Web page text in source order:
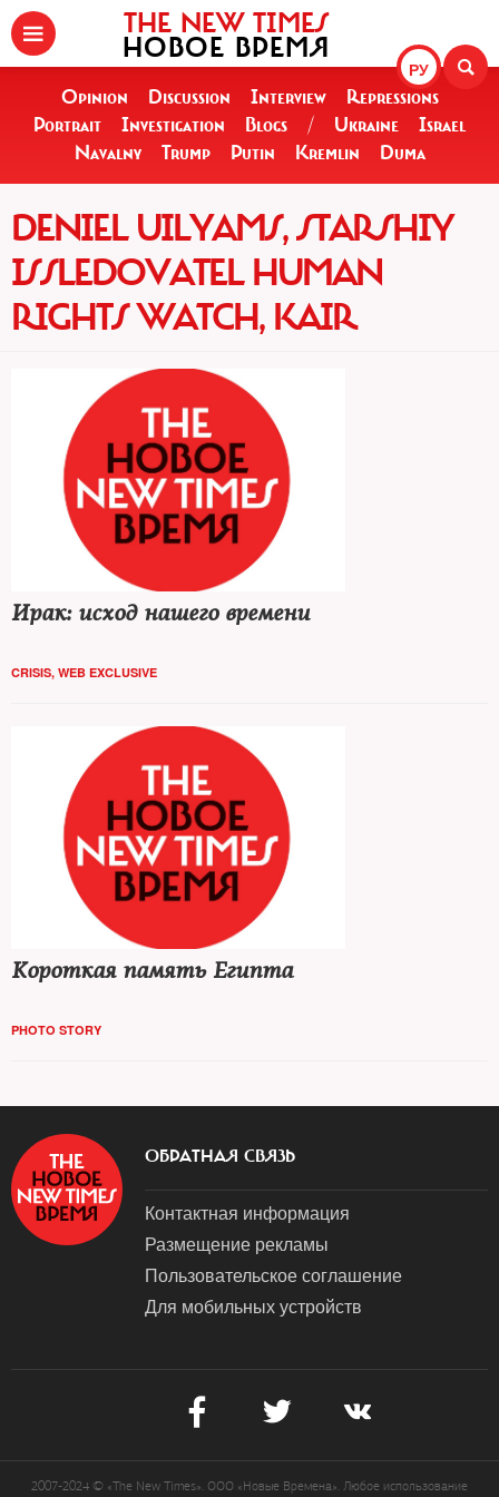
РУ
THE NEW TIMES
НОВОЕ ВРЕМЯ
Opinion Discussion Interview
Repressions
Portrait
Investigation Blogs / Ukraine
Israel
Navalny
Trump Putin Kremlin Duma
DENIEL UILYAMS, STARSHIY
ISSLEDOVATEL HUMAN
RIGHTS WATCH, KAIR
Ирак: исход нашего времени
CRISIS, WEB EXCLUSIVE
Короткая память Египта
PHOTO STORY
ОБРАТНАЯ СВЯЗЬ
Контактная информация
Размещение рекламы
Пользовательское соглашение
Для мобильных устройств
2007-2024 © «The New Times». ООО «Новые Времена». Любое использование